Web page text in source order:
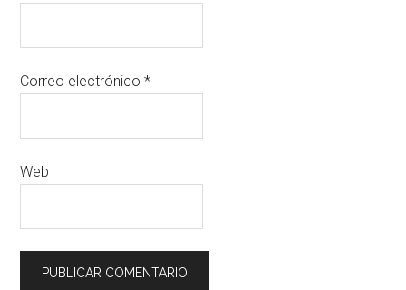
Correo electrónico*
Web